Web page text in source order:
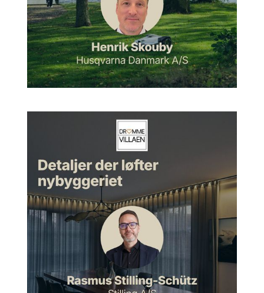
Morten:Ja, lige nøjagtig.
Pernille:Ja.
Morten:Jeg er nysgerrig på, stadigvæk når man har arbejdet
med sådan nogle store bygninger eller kendte bygninger,
hvad er det projekt, du har været med i, som har betydet mest
for dig? Hvad har det været for et projekt?
restaurering inde i København, et firlænget kompleks, der
hedder Fæstningens Materialgård. Det ligger ved siden af det,
som de fleste nok kender i dag, der hedder BLOX. Men et
fredet anlæg. Og det var særligt for mig, fordi det var det
første projekt, hvor jeg fik lov til både at registrere og
værdisætte og finde ud af, hvad er historien i den her bygning,
og hvordan kan vi gå til det? Og så var det fire helt forskellige
bygninger. Så den ene var meget, meget fin og skulle
restaureres efter alle kunstens regler. Og så var der en
bindingsværksbygning, som var knap så fin, men så var der
faktisk nogle skure, som slet ikke var nogen særlig stor
arkitektur. Men de hørte jo til det her kompleks, så der kunne
vi få lov at lave et nyt formsprog. Så det der med egentlig at
arbejde med både nyt og gammelt, og sådan meget divers
tilgang til restaurering i det projekt, det var spændende.